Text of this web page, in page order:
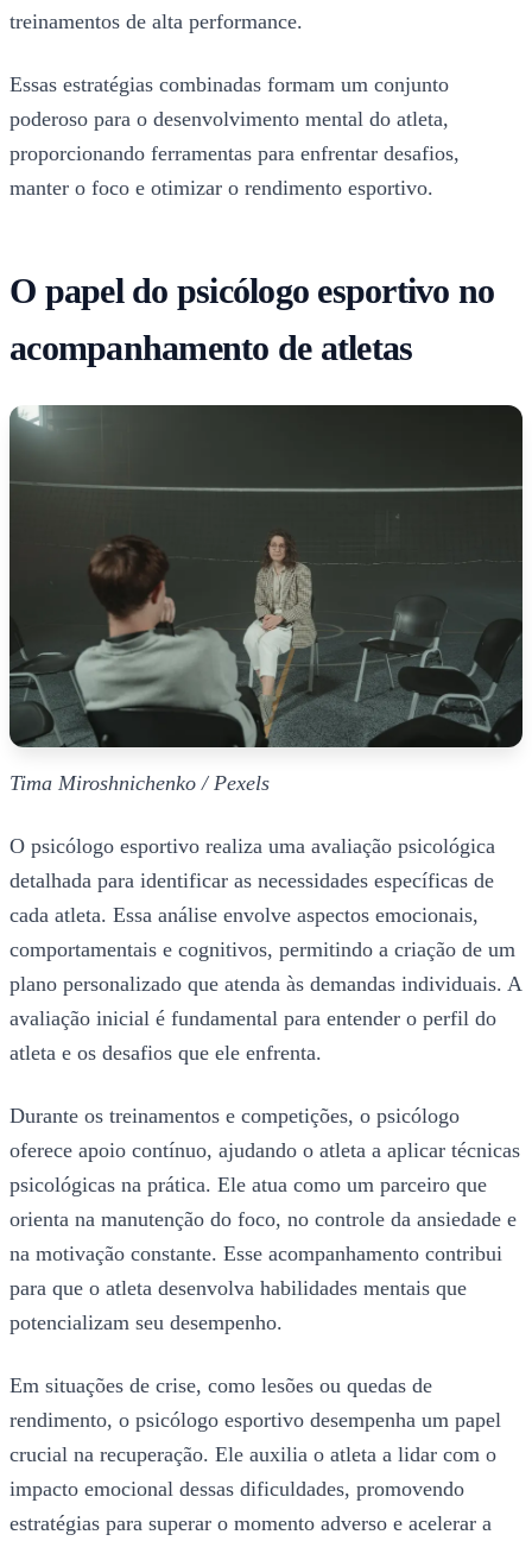
treinamentos de alta performance.
Essas estratégias combinadas formam um conjunto
poderoso para o desenvolvimento mental do atleta,
proporcionando ferramentas para enfrentar desafios,
manter o foco e otimizar o rendimento esportivo.
O papel do psicólogo esportivo no
acompanhamento de atletas
Tima Miroshnichenko / Pexels
O psicólogo esportivo realiza uma avaliação psicológica
detalhada para identificar as necessidades específicas de
cada atleta. Essa análise envolve aspectos emocionais,
comportamentais e cognitivos, permitindo a criação de um
plano personalizado que atenda às demandas individuais. A
avaliação inicial é fundamental para entender o perfil do
atleta e os desafios que ele enfrenta.
Durante os treinamentos e competições, o psicólogo
oferece apoio contínuo, ajudando o atleta a aplicar técnicas
psicológicas na prática. Ele atua como um parceiro que
orienta na manutenção do foco, no controle da ansiedade e
na motivação constante. Esse acompanhamento contribui
para que o atleta desenvolva habilidades mentais que
potencializam seu desempenho.
Em situações de crise, como lesões ou quedas de
rendimento, o psicólogo esportivo desempenha um papel
crucial na recuperação. Ele auxilia o atleta a lidar com o
impacto emocional dessas dificuldades, promovendo
estratégias para superar o momento adverso e acelerar a